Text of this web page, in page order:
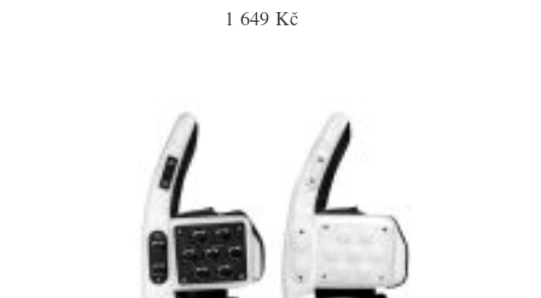
1 649 Kč